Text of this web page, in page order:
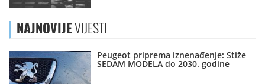
NAJNOVIJEVIJESTI
Peugeot priprema iznenađenje: Stiže
SEDAM MODELA do 2030. godine